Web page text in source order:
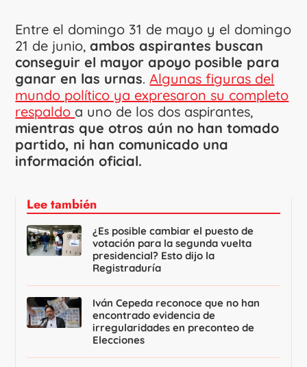
Entre el domingo 31 de mayo y el domingo
21 de junio,ambos aspirantes buscan
conseguir el mayor apoyo posible para
ganar en las urnas.Algunas figuras del
mundo político ya expresaron su completo
respaldo a uno de los dos aspirantes,
mientras que otros aún no han tomado
partido, ni han comunicado una
información oficial.
Lee también
¿Es posible cambiar el puesto de
votación para la segunda vuelta
presidencial? Esto dijo la
Registraduría
Iván Cepeda reconoce que no han
encontrado evidencia de
irregularidades en preconteo de
Elecciones